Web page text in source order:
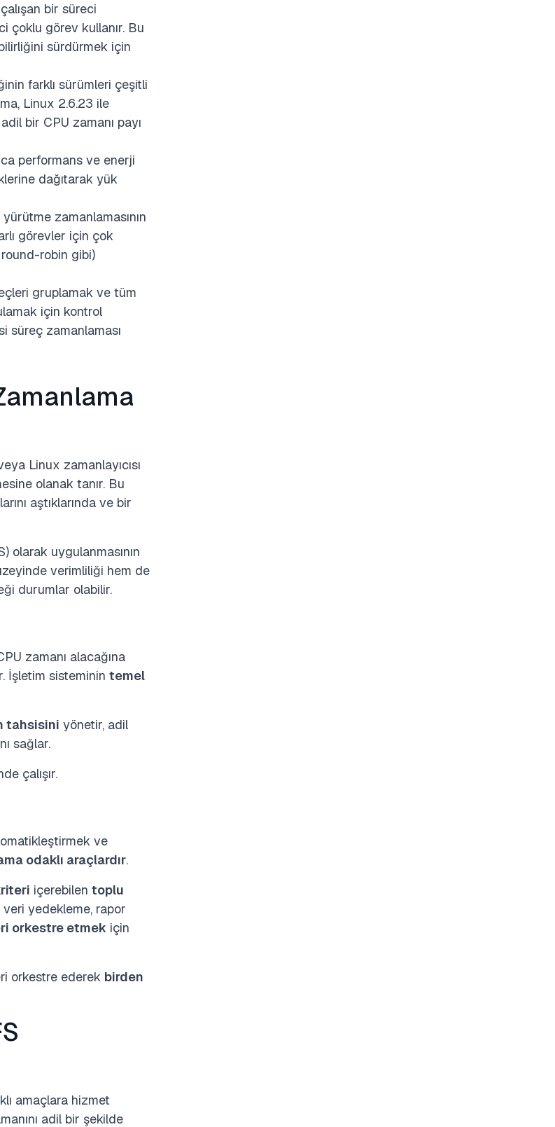
çalışan bir süreci
çoklu görev kullanır. Bu
sürdürmek için
farklı sürümleri çeşitli
Linux 2.6.23 ile
bir CPU zamanı payı
performans ve enerji
dağıtarak yük
zamanlamasının
görevler için çok
round-robin gibi)
gruplamak ve tüm
için kontrol
süreç zamanlaması
Linux zamanlayıcısı
olanak tanır. Bu
aştıklarında ve bir
olarak uygulanmasının
verimliliği hem de
durumlar olabilir.
zamanı alacağına
İşletim sisteminin temel
tahsisini yönetir, adil
sağlar.
çalışır.
ve
odaklı araçlardır.
içerebilen toplu
yedekleme, rapor
orkestre etmek için
orkestre ederek birden
amaçlara hizmet
adil bir şekilde